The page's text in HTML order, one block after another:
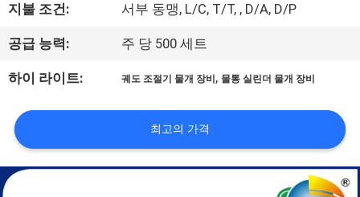
공
장
여
행
품
지불 조건: 서부 동맹, L/C, T/T, , D/A, D/P
공급 능력: 주 당 500 세트
하이 라이트: 궤도 조절기 물개 장비 , 물통 실린더 물개 장비
최고의 가격